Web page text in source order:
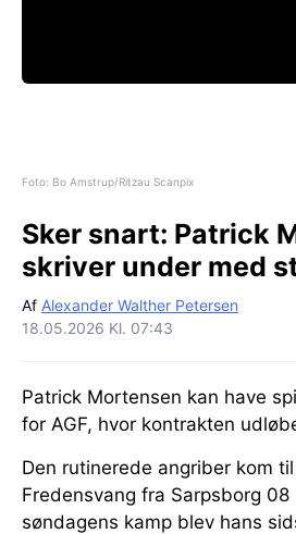
Foto: Bo Amstrup/Ritzau Scanpix
Sker snart: Patrick
skriver under med
Af Alexander Walther Petersen
18.05.2026 Kl. 07:43
Patrick Mortensen kan have
for AGF, hvor kontrakten
Den rutinerede angriber kom
Fredensvang fra Sarpsborg 08
søndagens kamp blev hans